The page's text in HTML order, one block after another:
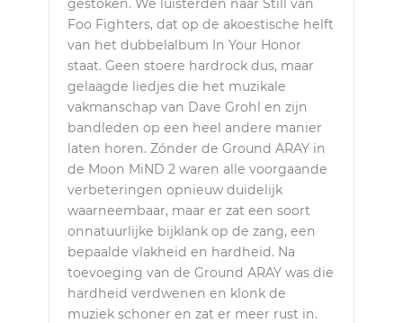
Foo Fighters, dat op de akoestische helft
van het dubbelalbum In Your Honor
staat. Geen stoere hardrock dus, maar
gelaagde liedjes die het muzikale
vakmanschap van Dave Grohl en zijn
bandleden op een heel andere manier
laten horen. Zónder de Ground ARAY in
de Moon MiND 2 waren alle voorgaande
verbeteringen opnieuw duidelijk
waarneembaar, maar er zat een soort
onnatuurlijke bijklank op de zang, een
bepaalde vlakheid en hardheid. Na
toevoeging van de Ground ARAY was die
hardheid verdwenen en klonk de
muziek schoner en zat er meer rust in.